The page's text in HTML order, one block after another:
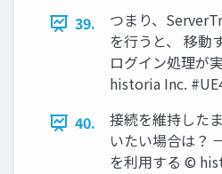
39.
つまり、
を行うと、 移動
ログイン処理が
historia Inc.
40.
接続を維持した
いたい場合は？
を利用する ©